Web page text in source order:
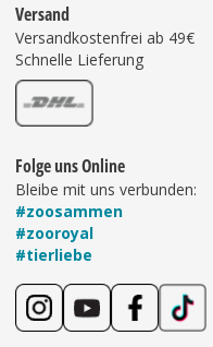
Versand
Versandkostenfrei ab 49€
Schnelle Lieferung
Folge uns Online
Bleibe mit uns verbunden:
#zoosammen
#zooroyal
#tierliebe